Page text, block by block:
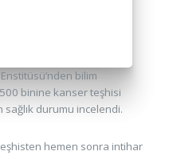
bilim
500 binine kanser teşhisi
durumu incelendi.
hemen sonra intihar